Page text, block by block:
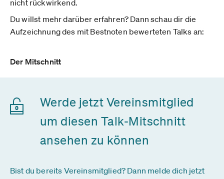
nicht rückwirkend.
Du willst mehr darüber erfahren? Dann schau dir die
Aufzeichnung des mit Bestnoten bewerteten Talks an:
Der Mitschnitt
Werde jetzt Vereinsmitglied
um diesen Talk-Mitschnitt
ansehen zu können
Bist du bereits Vereinsmitglied? Dann melde dich jetzt